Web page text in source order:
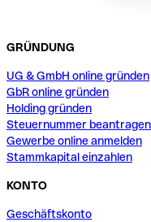
GRÜNDUNG
UG & GmbH online gründen
GbR online gründen
Holding gründen
Steuernummer beantragen
Gewerbe online anmelden
Stammkapital einzahlen
KONTO
Geschäftskonto